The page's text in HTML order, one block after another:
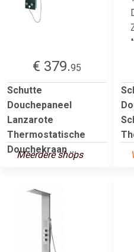
€ 379.95
Schutte
Douchepaneel
Lanzarote
Thermostatische
Douchekraan ...
Meerdere shops